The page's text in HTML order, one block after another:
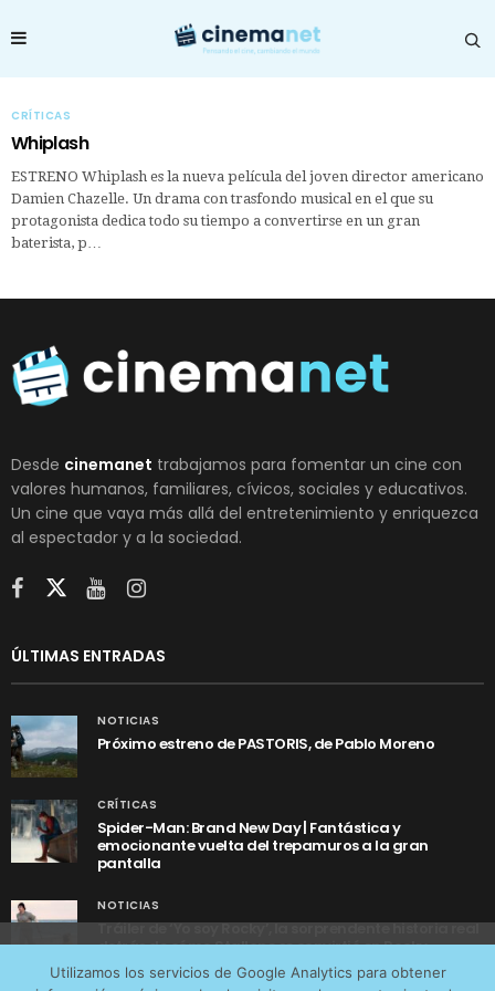
CRÍTICAS
Whiplash
ESTRENO Whiplash es la nueva película del joven director americano
Damien Chazelle. Un drama con trasfondo musical en el que su
protagonista dedica todo su tiempo a convertirse en un gran
baterista, p…
Desde cinemanet trabajamos para fomentar un cine con
valores humanos, familiares, cívicos, sociales y educativos.
Un cine que vaya más allá del entretenimiento y enriquezca
al espectador y a la sociedad.
ÚLTIMAS ENTRADAS
NOTICIAS
Próximo estreno de PASTORIS, de Pablo Moreno
CRÍTICAS
Spider-Man: Brand New Day | Fantástica y
emocionante vuelta del trepamuros a la gran
pantalla
NOTICIAS
Tráiler de ‘Yo soy Rocky’, la sorprendente historia real
detrás de cómo Stallone se convirtió en Rocky
Utilizamos los servicios de Google Analytics para obtener
tráfico web que recibimos y conocer los servicios que